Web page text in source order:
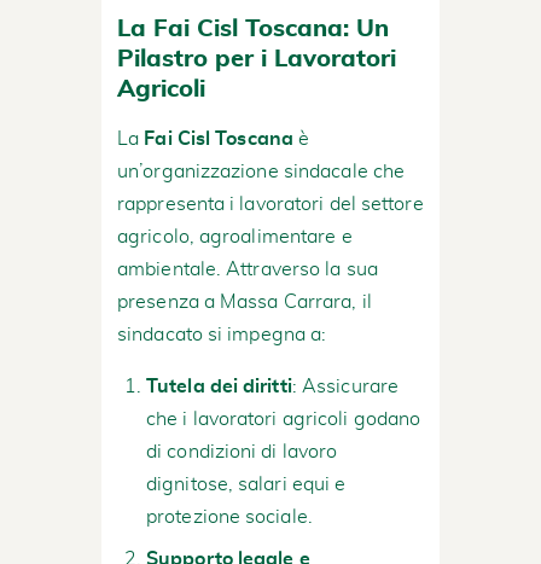
La Fai Cisl Toscana: Un
Pilastro per i Lavoratori
Agricoli
La Fai Cisl Toscana è
un’organizzazione sindacale che
rappresenta i lavoratori del settore
agricolo, agroalimentare e
ambientale. Attraverso la sua
presenza a Massa Carrara, il
sindacato si impegna a:
Tutela dei diritti: Assicurare
che i lavoratori agricoli godano
di condizioni di lavoro
dignitose, salari equi e
protezione sociale.
Supporto legale e